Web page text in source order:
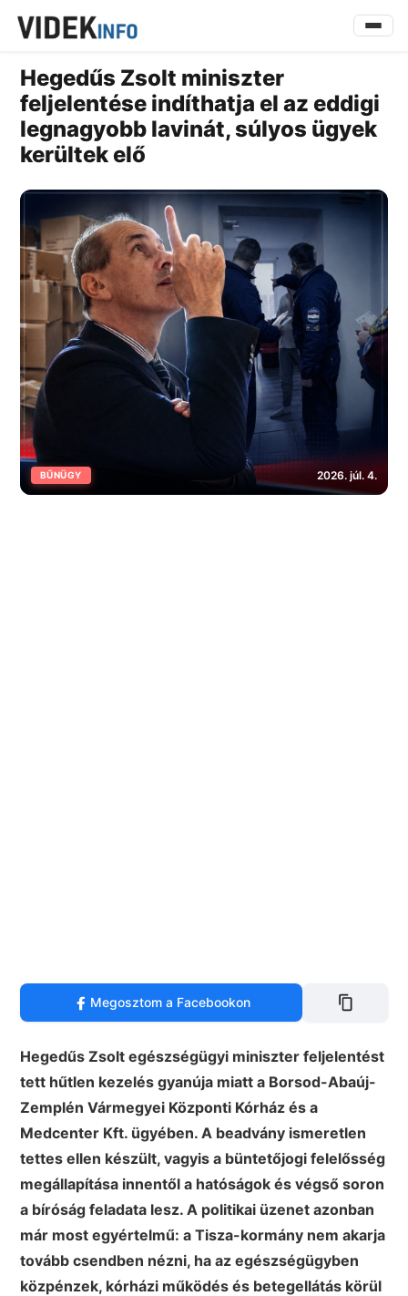
Hegedűs Zsolt miniszter
feljelentése indíthatja el az eddigi
legnagyobb lavinát, súlyos ügyek
kerültek elő
BŰNÜGY 2026. júl. 4.
Megosztom a Facebookon
Hegedűs Zsolt egészségügyi miniszter feljelentést
tett hűtlen kezelés gyanúja miatt a Borsod-Abaúj-
Zemplén Vármegyei Központi Kórház és a
Medcenter Kft. ügyében. A beadvány ismeretlen
tettes ellen készült, vagyis a büntetőjogi felelősség
megállapítása innentől a hatóságok és végső soron
a bíróság feladata lesz. A politikai üzenet azonban
már most egyértelmű: a Tisza-kormány nem akarja
tovább csendben nézni, ha az egészségügyben
közpénzek, kórházi működés és betegellátás körül